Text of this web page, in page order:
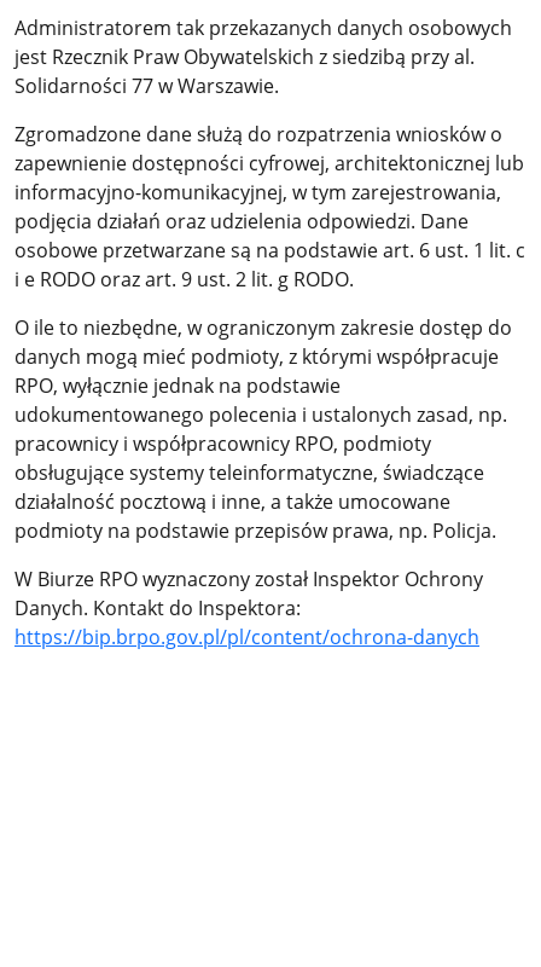
Administratorem tak przekazanych danych osobowych
jest Rzecznik Praw Obywatelskich z siedzibą przy al.
Solidarności 77 w Warszawie.
Zgromadzone dane służą do rozpatrzenia wniosków o
zapewnienie dostępności cyfrowej, architektonicznej lub
informacyjno-komunikacyjnej, w tym zarejestrowania,
podjęcia działań oraz udzielenia odpowiedzi. Dane
osobowe przetwarzane są na podstawie art. 6 ust. 1 lit. c
i e RODO oraz art. 9 ust. 2 lit. g RODO.
O ile to niezbędne, w ograniczonym zakresie dostęp do
danych mogą mieć podmioty, z którymi współpracuje
RPO, wyłącznie jednak na podstawie
udokumentowanego polecenia i ustalonych zasad, np.
pracownicy i współpracownicy RPO, podmioty
obsługujące systemy teleinformatyczne, świadczące
działalność pocztową i inne, a także umocowane
podmioty na podstawie przepisów prawa, np. Policja.
W Biurze RPO wyznaczony został Inspektor Ochrony
Danych. Kontakt do Inspektora:
https://bip.brpo.gov.pl/pl/content/ochrona-danych